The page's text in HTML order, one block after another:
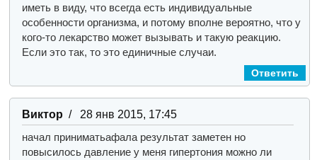
иметь в виду, что всегда есть индивидуальные
особенности организма, и потому вполне вероятно, что у
кого-то лекарство может вызывать и такую реакцию.
Если это так, то это единичные случаи.
Ответить
Виктор/ 28 янв 2015, 17:45
начал приниматьафала результат заметен но
повысилось давление у меня гипертония можно ли